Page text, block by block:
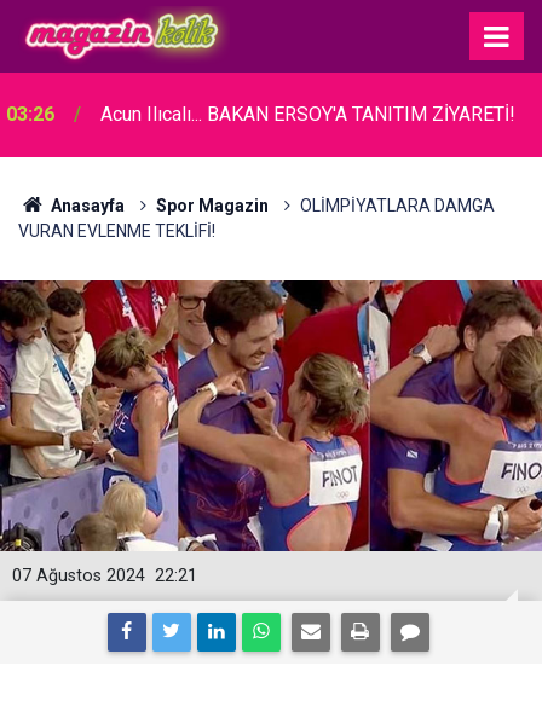
03:26 Acun Ilıcalı... BAKAN ERSOY'A TANITIM ZİYARETİ!
Anasayfa Spor Magazin
OLİMPİYATLARA DAMGA
VURAN EVLENME TEKLİFİ!
22:21
07 Ağustos 2024